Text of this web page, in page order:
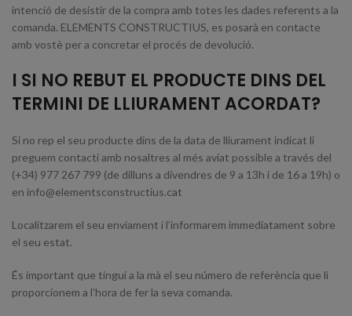
intenció de desistir de la compra amb totes les dades referents a la
comanda. ELEMENTS CONSTRUCTIUS, es posarà en contacte
amb vostè per a concretar el procés de devolució.
I SI NO REBUT EL PRODUCTE DINS DEL
TERMINI DE LLIURAMENT ACORDAT?
Si no rep el seu producte dins de la data de lliurament indicat li
preguem contacti amb nosaltres al més aviat possible a través del
(+34) 977 267 799 (de dilluns a divendres de 9 a 13h i de 16 a 19h) o
en info@elementsconstructius.cat
Localitzarem el seu enviament i l’informarem immediatament sobre
el seu estat.
És important que tingui a la mà el seu número de referència que li
proporcionem a l’hora de fer la seva comanda.